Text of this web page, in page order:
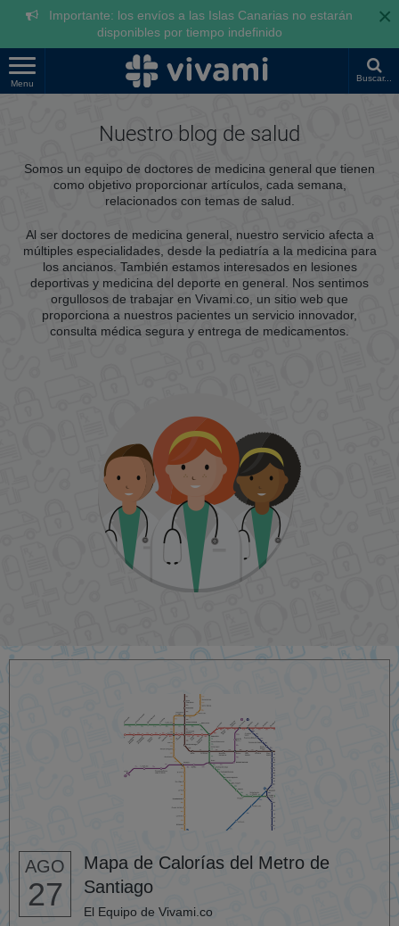
Importante: los envíos a las Islas Canarias no estarán
disponibles por tiempo indefinido
×
Menu
Buscar...
Nuestro blog de salud
Somos un equipo de doctores de medicina general que tienen
como objetivo proporcionar artículos, cada semana,
relacionados con temas de salud.
Al ser doctores de medicina general, nuestro servicio afecta a
múltiples especialidades, desde la pediatría a la medicina para
los ancianos. También estamos interesados en lesiones
deportivas y medicina del deporte en general. Nos sentimos
orgullosos de trabajar en Vivami.co, un sitio web que
proporciona a nuestros pacientes un servicio innovador,
consulta médica segura y entrega de medicamentos.
AGO
27
Mapa de Calorías del Metro de
Santiago
El Equipo de Vivami.co